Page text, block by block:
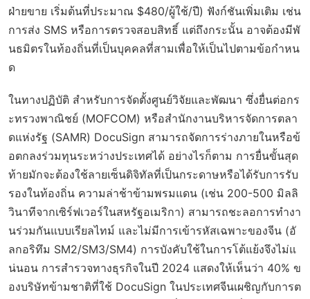
ฝ่ายขาย เริ่มต้นที่ประมาณ $480/ผู้ใช้/ปี) ฟังก์ชันเพิ่มเติม เช่น
การส่ง SMS หรือการตรวจสอบสิทธิ์ แต่ถึงกระนั้น อาจต้องมีพั
นธมิตรในท้องถิ่นที่เป็นบุคคลที่สามเพื่อให้เป็นไปตามข้อกำหน
ด
ในทางปฏิบัติ สำหรับการจัดตั้งศูนย์วิจัยและพัฒนา ซึ่งยื่นต่อกร
ะทรวงพาณิชย์ (MOFCOM) หรือสำนักงานบริหารจัดการตลา
ดแห่งรัฐ (SAMR) DocuSign สามารถจัดการร่างภายในหรือข้
อตกลงร่วมทุนระหว่างประเทศได้ อย่างไรก็ตาม การยื่นขั้นสุด
ท้ายมักจะต้องใช้ลายเซ็นดิจิทัลที่เป็นกระดาษหรือได้รับการรับ
รองในท้องถิ่น ความล่าช้าข้ามพรมแดน (เช่น 200-500 มิลลิ
วินาทีจากเซิร์ฟเวอร์ในสหรัฐอเมริกา) สามารถชะลอการทำงา
นร่วมกันแบบเรียลไทม์ และไม่มีการเข้ารหัสเฉพาะของจีน (อั
ลกอริทึม SM2/SM3/SM4) การบังคับใช้ในการโต้แย้งจึงไม่แ
น่นอน การสำรวจทางธุรกิจในปี 2024 แสดงให้เห็นว่า 40% ข
องบริษัทข้ามชาติที่ใช้ DocuSign ในประเทศจีนเผชิญกับการต